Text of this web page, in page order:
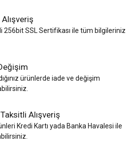
256bit SSL Sertifikası ile tüm bilgileriniz
ürünlerde iade ve değişim
Alışveriş
Kredi Kartı yada Banka Havalesi ile